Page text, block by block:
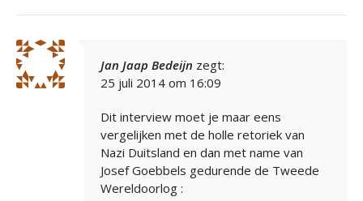
Jan Jaap Bedeijn zegt:
25 juli 2014 om 16:09
Dit interview moet je maar eens
vergelijken met de holle retoriek van
Nazi Duitsland en dan met name van
Josef Goebbels gedurende de Tweede
Wereldoorlog :